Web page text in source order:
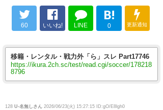
60 いいね! LINE
B!
0 更新通知
移籍・レンタル・戦力外「ら」スレ Part17746
https://ikura.2ch.sc/test/read.cgi/soccer/178218
8796
128 U-名無しさん 2026/06/23(火) 15:27:15 ID:gO/E8lgh0